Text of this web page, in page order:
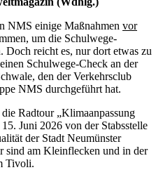
NMS einige Maßnahmen vor
um die Schulwege-
Doch reicht es, nur dort etwas zu
Schulwege-Check an der
den der Verkehrsclub
NMS durchgeführt hat.
Radtour „Klimaanpassung
Juni 2026 von der Stabsstelle
der Stadt Neumünster
sind am Kleinflecken und in der
Tivoli.